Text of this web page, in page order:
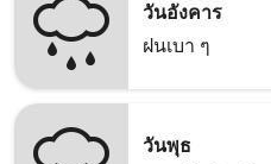
วันอังคาร
ฝนเบา ๆ
วันพุธ